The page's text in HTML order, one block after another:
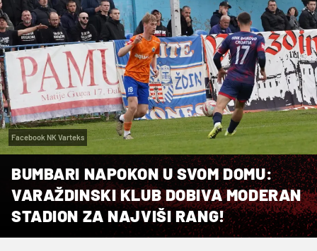
Facebook NK Varteks
BUMBARI NAPOKON U SVOM DOMU:
VARAŽDINSKI KLUB DOBIVA MODERAN
STADION ZA NAJVIŠI RANG!